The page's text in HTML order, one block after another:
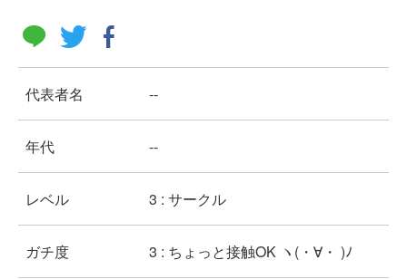
代表者名 --
年代 --
レベル 3 : サークル
ガチ度 3 : ちょっと接触OK ヽ(・∀・ )ﾉ